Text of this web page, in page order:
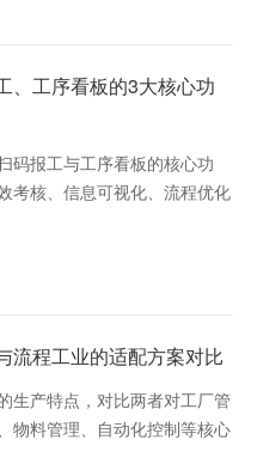
、工序看板的3大核心功
码报工与工序看板的核心功
考核、信息可视化、流程优化
流程工业的适配方案对比
生产特点，对比两者对工厂管
物料管理、自动化控制等核心